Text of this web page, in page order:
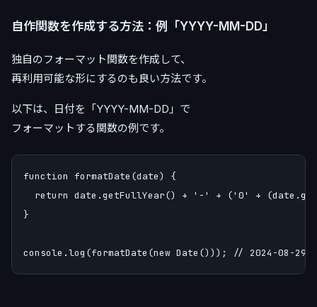
自作関数を作成する方法：例「YYYY-MM-DD」
独自のフォーマット関数を作成して、
再利用可能な形にするのも良い方法です。
以下は、日付を「YYYY-MM-DD」で
フォーマットする関数の例です。
function formatDate(date) {
return date.getFullYear() + '-' + ('0' +
}